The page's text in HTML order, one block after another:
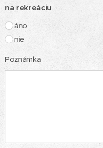
na rekreáciu
áno
nie
Poznámka